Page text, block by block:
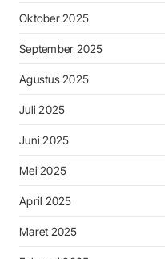
Oktober 2025
September 2025
Agustus 2025
Juli 2025
Juni 2025
Mei 2025
April 2025
Maret 2025